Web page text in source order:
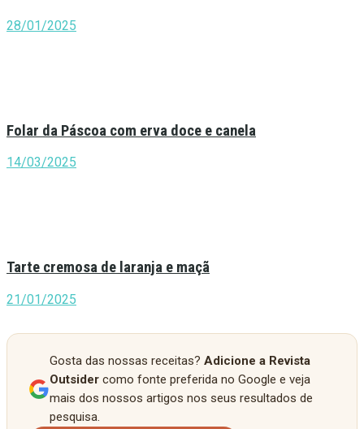
28/01/2025
Folar da Páscoa com erva doce e canela
14/03/2025
Tarte cremosa de laranja e maçã
21/01/2025
Gosta das nossas receitas? Adicione a Revista
Outsider como fonte preferida no Google e veja
mais dos nossos artigos nos seus resultados de
pesquisa.